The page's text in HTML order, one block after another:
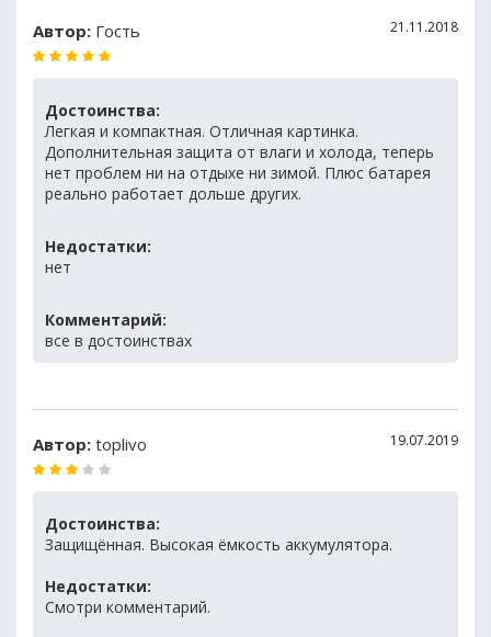
Автор: Гость 21.11.2018
Достоинства:
Легкая и компактная. Отличная картинка.
Дополнительная защита от влаги и холода, теперь
нет проблем ни на отдыхе ни зимой. Плюс батарея
реально работает дольше других.
Недостатки:
нет
Комментарий:
все в достоинствах
Автор: toplivo 19.07.2019
Достоинства:
Защищённая. Высокая ёмкость аккумулятора.
Недостатки:
Смотри комментарий.